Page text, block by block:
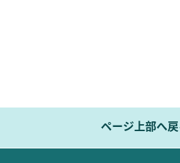
ページ上部へ